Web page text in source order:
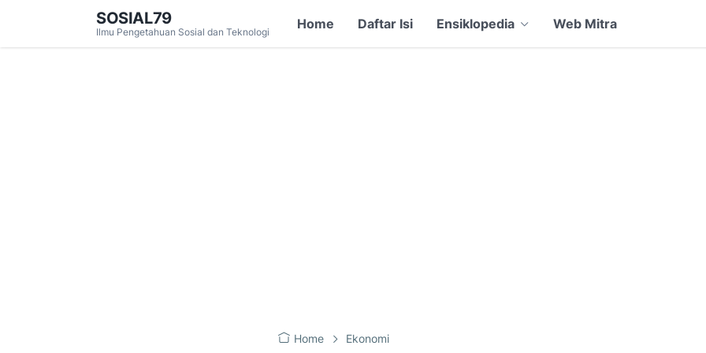
SOSIAL79
Ilmu Pengetahuan Sosial dan Teknologi
Home Daftar Isi Ensiklopedia Web Mitra
Home Ekonomi